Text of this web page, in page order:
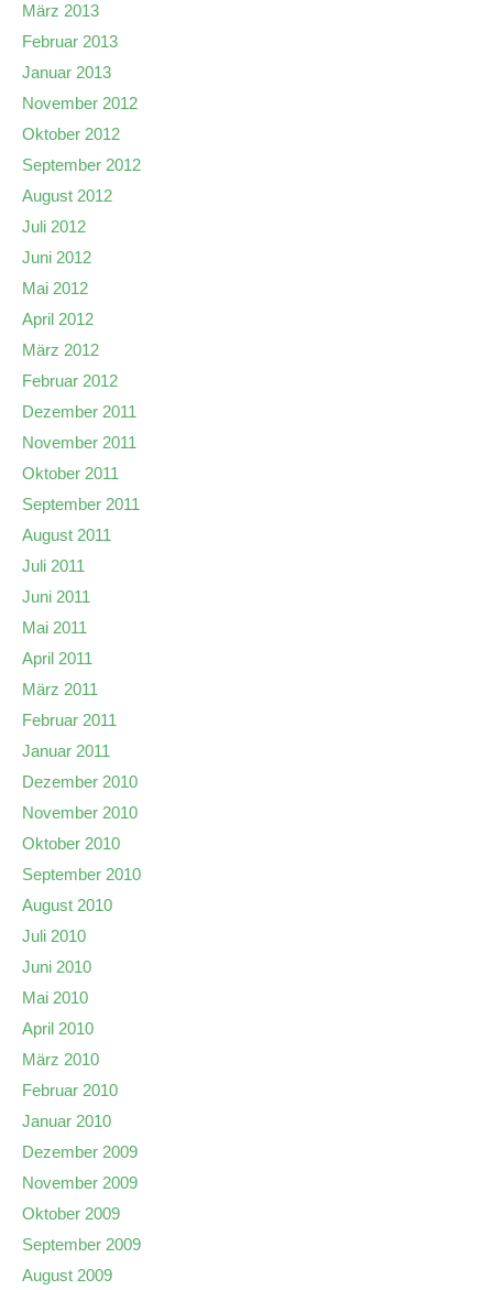
März 2013
Februar 2013
Januar 2013
November 2012
Oktober 2012
September 2012
August 2012
Juli 2012
Juni 2012
Mai 2012
April 2012
März 2012
Februar 2012
Dezember 2011
November 2011
Oktober 2011
September 2011
August 2011
Juli 2011
Juni 2011
Mai 2011
April 2011
März 2011
Februar 2011
Januar 2011
Dezember 2010
November 2010
Oktober 2010
September 2010
August 2010
Juli 2010
Juni 2010
Mai 2010
April 2010
März 2010
Februar 2010
Januar 2010
Dezember 2009
November 2009
Oktober 2009
September 2009
August 2009